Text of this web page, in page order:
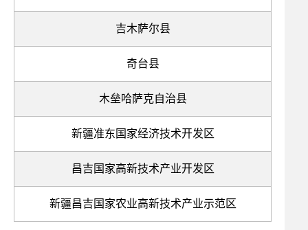
吉木萨尔县
奇台县
木垒哈萨克自治县
新疆准东国家经济技术开发区
昌吉国家高新技术产业开发区
新疆昌吉国家农业高新技术产业示范区